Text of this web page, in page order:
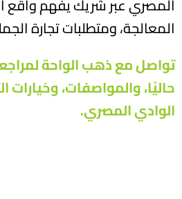
المصري عبر شريك يفهم واقع
المعالجة، ومتطلبات تجارة
تواصل معذهب الواحة
حاليًا، والمواصفات، وخيارات
الوادي المصري.